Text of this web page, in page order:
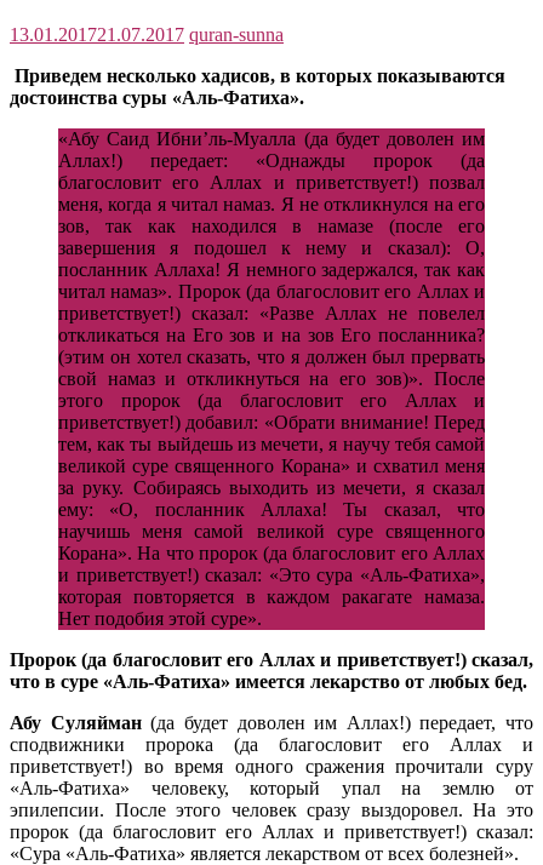
13.01.201721.07.2017 quran-sunna
Приведем несколько хадисов, в которых показываются
достоинства суры «Аль-Фатиха».
«Абу Саид Ибни’ль-Муалла (да будет доволен им
Аллах!) передает: «Однажды пророк (да
благословит его Аллах и приветствует!) позвал
меня, когда я читал намаз. Я не откликнулся на его
зов, так как находился в намазе (после его
завершения я подошел к нему и сказал): О,
посланник Аллаха! Я немного задержался, так как
читал намаз». Пророк (да благословит его Аллах и
приветствует!) сказал: «Разве Аллах не повелел
откликаться на Его зов и на зов Его посланника?
(этим он хотел сказать, что я должен был прервать
свой намаз и откликнуться на его зов)». После
этого пророк (да благословит его Аллах и
приветствует!) добавил: «Обрати внимание! Перед
тем, как ты выйдешь из мечети, я научу тебя самой
великой суре священного Корана» и схватил меня
за руку. Собираясь выходить из мечети, я сказал
ему: «О, посланник Аллаха! Ты сказал, что
научишь меня самой великой суре священного
Корана». На что пророк (да благословит его Аллах
и приветствует!) сказал: «Это сура «Аль-Фатиха»,
которая повторяется в каждом ракагате намаза.
Нет подобия этой суре».
Пророк (да благословит его Аллах и приветствует!) сказал,
что в суре «Аль-Фатиха» имеется лекарство от любых бед.
Абу Суляйман(да будет доволен им Аллах!) передает, что
сподвижники пророка (да благословит его Аллах и
приветствует!) во время одного сражения прочитали суру
«Аль-Фатиха» человеку, который упал на землю от
эпилепсии. После этого человек сразу выздоровел. На это
пророк (да благословит его Аллах и приветствует!) сказал:
«Сура «Аль-Фатиха» является лекарством от всех болезней».